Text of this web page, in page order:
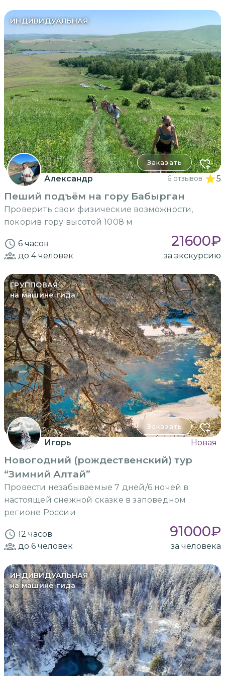
ИНДИВИДУАЛЬНАЯ
Заказать
Александр 6 отзывов 5
Пеший подъём на гору Бабырган
Проверить свои физические возможности,
покорив гору высотой 1008 м
6 часов 21600₽
до 4человек за экскурсию
ГРУППОВАЯ
на машине гида
Заказать
Игорь Новая
Новогодний (рождественский) тур
“Зимний Алтай”
Провести незабываемые 7 дней/6 ночей в
настоящей снежной сказке в заповедном
регионе России
12 часов 91000₽
до 6 человек за человека
ИНДИВИДУАЛЬНАЯ
на машине гида